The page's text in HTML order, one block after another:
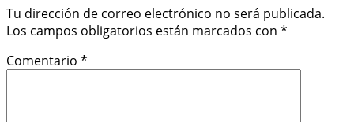
Tu dirección de correo electrónico no será publicada.
Los campos obligatorios están marcados con *
Comentario *